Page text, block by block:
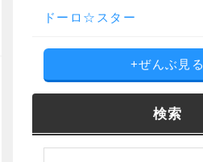
ドーロ☆スター
+ぜんぶ見る
検索